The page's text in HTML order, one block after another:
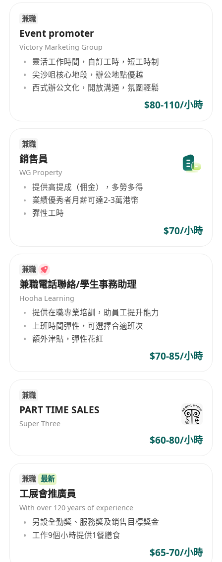
兼職
Event promoter
Victory Marketing Group
靈活工作時間，自訂工時，短工時制
尖沙咀核心地段，辦公地點優越
西式辦公文化，開放溝通，氛圍輕鬆
$80-110/小時
兼職
銷售員
WG Property
提供高提成（佣金），多勞多得
業績優秀者月薪可達2-3萬港幣
彈性工時
$70/小時
兼職
兼職電話聯絡/學生事務助理
Hooha Learning
提供在職專業培訓，助員工提升能力
上班時間彈性，可選擇合適班次
額外津貼，彈性花紅
$70-85/小時
兼職
PART TIME SALES
Super Three
$60-80/小時
兼職 最新
工展會推廣員
With over 120 years of experience
另設全勤獎、服務獎及銷售目標獎金
工作9個小時提供1餐膳食
$65-70/小時